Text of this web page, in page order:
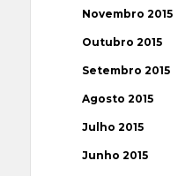
Novembro 2015
Outubro 2015
Setembro 2015
Agosto 2015
Julho 2015
Junho 2015